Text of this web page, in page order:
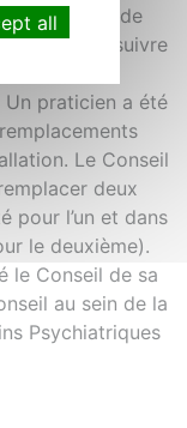
la demande de
décide de suivre
à
Un praticien a été
Le Conseil
deux
pour l’un et dans
le deuxième).
le Conseil de sa
au sein de la
Psychiatriques
all